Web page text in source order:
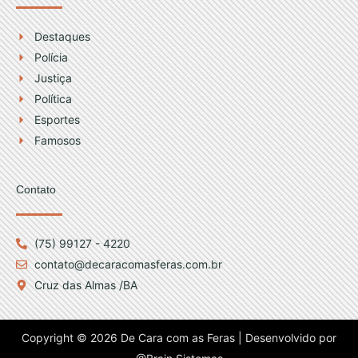
Destaques
Polícia
Justiça
Política
Esportes
Famosos
Contato
(75) 99127 - 4220
contato@decaracomasferas.com.br
Cruz das Almas /BA
Copyright © 2026 De Cara com as Feras | Desenvolvido por